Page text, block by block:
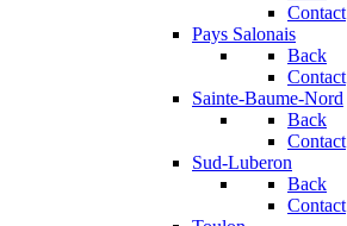
Contact
Pays Salonais
Back
Contact
Sainte-Baume-Nord
Back
Contact
Sud-Luberon
Back
Contact